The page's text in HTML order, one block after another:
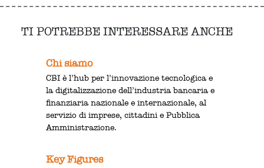
TI POTREBBE INTERESSARE ANCHE
Chi siamo
CBI è l’hub per l’innovazione tecnologica e
la digitalizzazione dell’industria bancaria e
finanziaria nazionale e internazionale, al
servizio di imprese, cittadini e Pubblica
Amministrazione.
Key Figures